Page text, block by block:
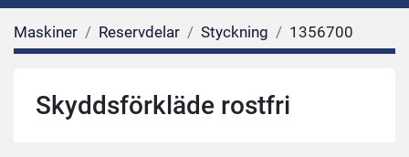
Maskiner Reservdelar Styckning 1356700
Skyddsförkläde rostfri